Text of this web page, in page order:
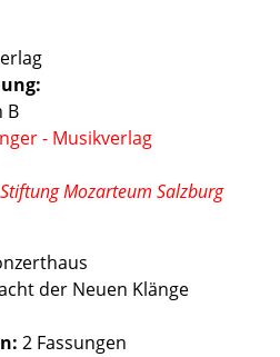
B
- Musikverlag
Mozarteum Salzburg
der Neuen Klänge
2 Fassungen